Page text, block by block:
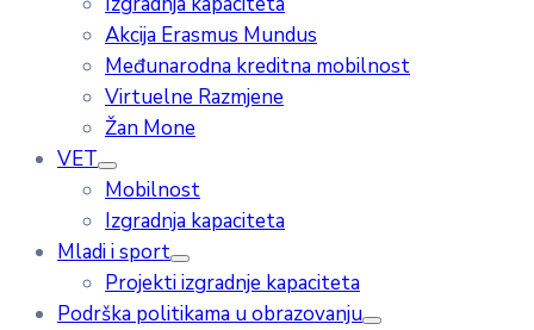
Akcija Erasmus Mundus
Međunarodna kreditna mobilnost
Virtuelne Razmjene
Žan Mone
VET
Mobilnost
Izgradnja kapaciteta
Mladi i sport
Projekti izgradnje kapaciteta
Podrška politikama u obrazovanju